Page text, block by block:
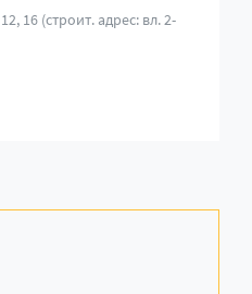
16 (строит. адрес: вл. 2-